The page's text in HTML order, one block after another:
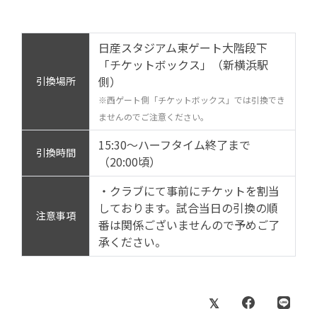
引換場所
日産スタジアム東ゲート大階段下
「チケットボックス」（新横浜駅
側）
※西ゲート側「チケットボックス」では引換でき
ませんのでご注意ください。
引換時間
15:30～ハーフタイム終了まで
（20:00頃）
注意事項
・クラブにて事前にチケットを割当
しております。試合当日の引換の順
番は関係ございませんので予めご了
承ください。